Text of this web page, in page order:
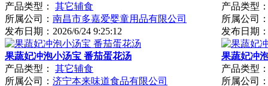
产品类型：
其它辅食
所属公司： 南昌市多嘉爱婴童用品有限公司
发布日期： 2026/6/24 9:25:12
产品类型
所属公司
发布日期
果蔬妃冲泡小汤宝 番茄蛋花汤
产品类型：
其它辅食
所属公司： 济宁本来味道食品有限公司
果蔬妃冲
产品类型
所属公司